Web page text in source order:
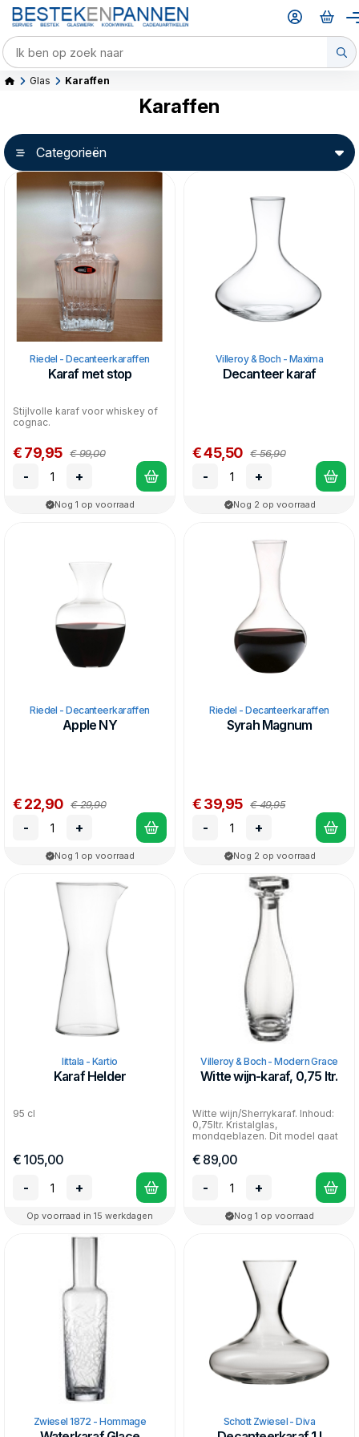
Glas Karaffen
Karaffen
Categorieën
Riedel - Decanteerkaraffen
Karaf met stop
Stijlvolle karaf voor whiskey of
cognac.
€ 79,95 € 99,00
- +
Nog 1 op voorraad
Villeroy & Boch - Maxima
Decanteer karaf
€ 45,50 € 56,90
- +
Nog 2 op voorraad
Riedel - Decanteerkaraffen
Apple NY
€ 22,90 € 29,90
- +
Nog 1 op voorraad
Riedel - Decanteerkaraffen
Syrah Magnum
€ 39,95 € 49,95
- +
Nog 2 op voorraad
Iittala - Kartio
Karaf Helder
95 cl
€ 105,00
-
+
Op voorraad in 15 werkdagen
Villeroy & Boch - Modern Grace
Witte wijn-karaf, 0,75 ltr.
Witte wijn/Sherrykaraf. Inhoud:
0,75ltr. Kristalglas,
mondgeblazen. Dit model gaat
€ 89,00
-
+
Nog 1 op voorraad
Zwiesel 1872 - Hommage Schott Zwiesel - Diva